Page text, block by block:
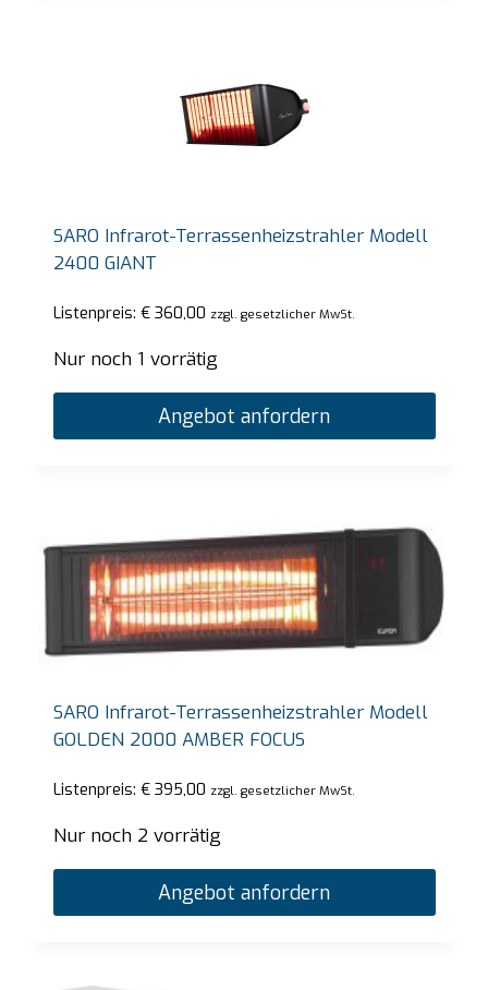
SARO Infrarot-Terrassenheizstrahler Modell
2400 GIANT
Listenpreis: €360,00 zzgl. gesetzlicher MwSt.
Nur noch 1 vorrätig
Angebot anfordern
SARO Infrarot-Terrassenheizstrahler Modell
GOLDEN 2000 AMBER FOCUS
Listenpreis: €395,00 zzgl. gesetzlicher MwSt.
Nur noch 2 vorrätig
Angebot anfordern